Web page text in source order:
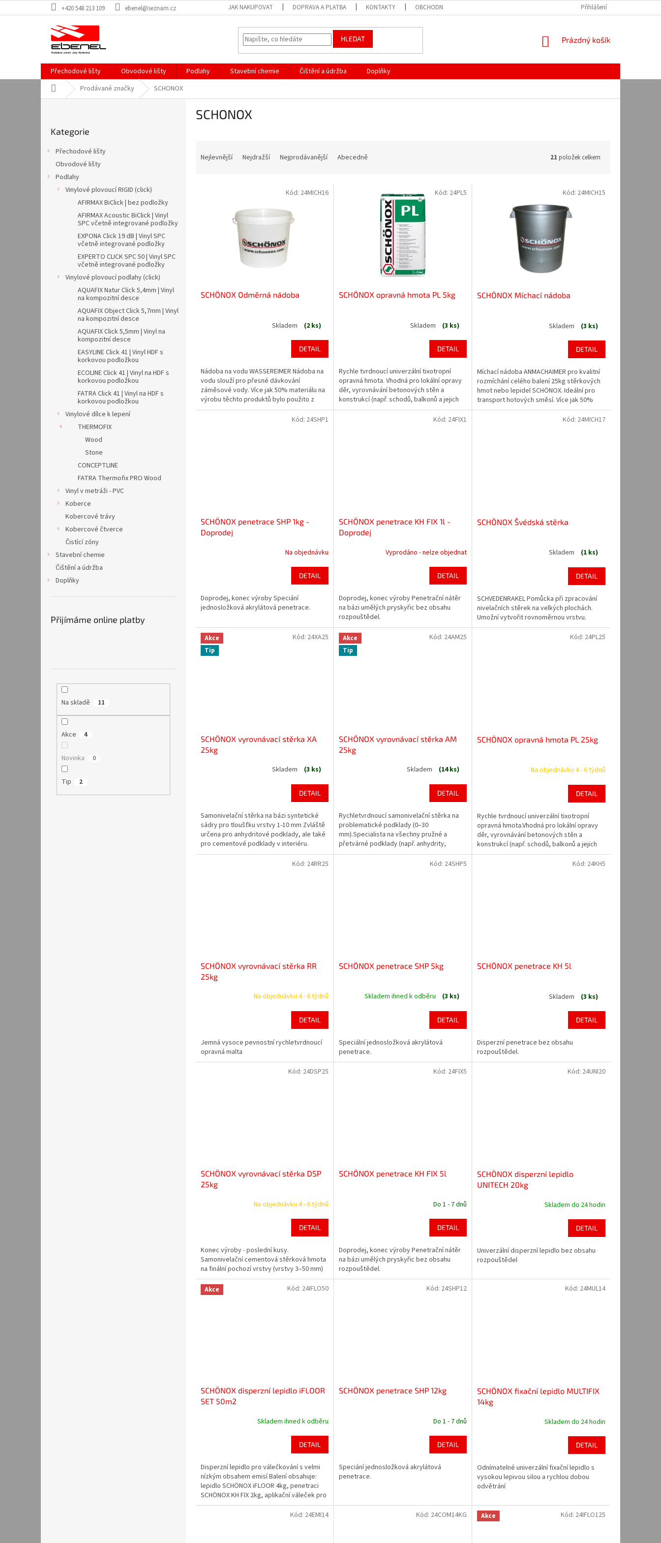
na
+420 548 213 109 ebenel@seznam.cz JAK NAKUPOVAT DOPRAVA A PLATBA KONTAKTY OBCHODNÍ PODMÍNKY OCHRANA OSOBNÍCH ÚDAJŮ
Přihlášení
HLEDAT
NÁKUPNÍ
Prázdný košík
Přechodové lišty Obvodové lišty Podlahy Stavební chemie Čištění a údržba
Doplňky
Domů Prodávané značky SCHONOX
kategorie
Kategorie
Přechodové lišty
Obvodové lišty
Podlahy
Vinylové plovoucí RIGID (click)
AFIRMAX BiClick | bez podložky
AFIRMAX Acoustic BiClick | Vinyl
SPC včetně integrované podložky
EXPONA Click 19 dB | Vinyl SPC
včetně integrované podložky
EXPERTO CLICK SPC 50 | Vinyl SPC
včetně integrované podložky
Vinylové plovoucí podlahy (click)
AQUAFIX Natur Click 5,4mm | Vinyl
na kompozitní desce
AQUAFIX Object Click 5,7mm | Vinyl
na kompozitní desce
AQUAFIX Click 5,5mm | Vinyl na
kompozitní desce
EASYLINE Click 41 | Vinyl HDF s
korkovou podložkou
ECOLINE Click 41 | Vinyl na HDF s
korkovou podložkou
FATRA Click 41 | Vinyl na HDF s
korkovou podložkou
Vinylové dílce k lepení
THERMOFIX
Wood
Stone
CONCEPTLINE
FATRA Thermofix PRO Wood
Vinyl v metráži - PVC
Koberce
Kobercové trávy
Kobercové čtverce
Čistící zóny
Stavební chemie
Čištění a údržba
Doplňky
Přijímáme online platby
Na skladě 11
Akce 4
Novinka 0
Tip 2
SCHONOX
Nejlevnější Nejdražší Nejprodávanější Abecedně 21 položek celkem
SCHÖNOX Odměrná nádoba
Skladem (2 ks)
DETAIL
Nádoba na vodu WASSEREIMER Nádoba na
vodu slouží pro přesné dávkování
záměsové vody. Více jak 50% materiálu na
výrobu těchto produktů bylo použito z
recyklovatelných zdrojů.
Kód: 24MICH16
SCHÖNOX opravná hmota PL 5kg
Skladem (3 ks)
DETAIL
Rychle tvrdnoucí univerzální tixotropní
opravná hmota. Vhodná pro lokální opravy
děr, vyrovnávání betonových stěn a
konstrukcí (např. schodů, balkonů a jejich
čel) ve vnějším i vnitřním prostředí. Velmi
dobře tvarovatelná hmota umožňující jak...
Kód: 24PL5
SCHÖNOX Míchací nádoba
Skladem (3 ks)
DETAIL
Míchací nádoba ANMACHAIMER pro kvalitní
rozmíchání celého balení 25kg stěrkových
hmot nebo lepidel SCHÖNOX. Ideální pro
transport hotových směsí. Více jak 50%
materiálu na výrobu těchto produktů bylo
použito z recyklovatelných zdrojů.
Kód: 24MICH15
SCHÖNOX penetrace SHP 1kg -
Doprodej
Na objednávku
DETAIL
Doprodej, konec výroby Speciání
jednosložková akrylátová penetrace.
Kód: 24SHP1
SCHÖNOX penetrace KH FIX 1l -
Doprodej
Vyprodáno - nelze objednat
DETAIL
Doprodej, konec výroby Penetrační nátěr
na bázi umělých pryskyřic bez obsahu
rozpouštědel.
Kód: 24FIX1
SCHÖNOX Švédská stěrka
Skladem (1 ks)
DETAIL
SCHVEDENRAKEL Pomůcka při zpracování
nivelačních stěrek na velkých plochách.
Umožní vytvořit rovnoměrnou vrstvu.
Kód: 24MICH17
Akce
Tip
SCHÖNOX vyrovnávací stěrka XA
25kg
z
5
hvězdiček.
Skladem (3 ks)
DETAIL
Samonivelační stěrka na bázi syntetické
sádry pro tloušťku vrstvy 1-10 mm Zvláště
určena pro anhydritové podklady, ale také
pro cementové podklady v interiéru.
Vhodná rovněž na problematické podklady.
Stěrka se vyznačuje dobrým rozlivem.
Kód: 24XA25
Akce
Tip
SCHÖNOX vyrovnávací stěrka AM
25kg
Skladem (14 ks)
DETAIL
Rychletvrdnoucí samonivelační stěrka na
problematické podklady (0–30
mm).Specialista na všechny pružné a
přetvárné podklady (např. anhydrity,
asfalty a zbytky starých lepidel). Produkt je
na bázi sádry. Vytváří rovný a hladký povrch
Kód: 24AM25
SCHÖNOX opravná hmota PL 25kg
Na objednávku 4 - 6 týdnů
DETAIL
Rychle tvrdnoucí univerzální tixotropní
opravná hmota.Vhodná pro lokální opravy
děr, vyrovnávání betonových stěn a
konstrukcí (např. schodů, balkonů a jejich
čel) ve vnějším i vnitřním prostředí. Velmi
dobře tvarovatelná hmota umožňující jak...
Kód: 24PL25
SCHÖNOX vyrovnávací stěrka RR
25kg
Na objednávku 4 - 6 týdnů
DETAIL
Jemná vysoce pevnostní rychletvrdnoucí
opravná malta
Kód: 24RR25
SCHÖNOX penetrace SHP 5kg
Skladem ihned k odběru (3 ks)
DETAIL
Speciální jednosložková akrylátová
penetrace.
Kód: 24SHP5
SCHÖNOX penetrace KH 5l
Skladem (3 ks)
DETAIL
Disperzní penetrace bez obsahu
rozpouštědel.
Kód: 24KH5
SCHÖNOX vyrovnávací stěrka DSP
25kg
Na objednávku 4 - 6 týdnů
DETAIL
Konec výroby - poslední kusy.
Samonivelační cementová stěrková hmota
na finální pochozí vrstvy (vrstvy 3–50 mm)
Kód: 24DSP25
SCHÖNOX penetrace KH FIX 5l
Do 1 - 7 dnů
DETAIL
Doprodej, konec výroby Penetrační nátěr
na bázi umělých pryskyřic bez obsahu
rozpouštědel.
Kód: 24FIX5
SCHÖNOX disperzní lepidlo
UNITECH 20kg
Skladem do 24 hodin
DETAIL
Univerzální disperzní lepidlo bez obsahu
rozpouštědel
Kód: 24UNI20
Akce
SCHÖNOX disperzní lepidlo iFLOOR
SET 50m2
Skladem ihned k odběru
DETAIL
Disperzní lepidlo pro válečkování s velmi
nízkým obsahem emisí Balení obsahuje:
lepidlo SCHÖNOX iFLOOR 4kg, penetraci
SCHÖNOX KH FIX 2kg, aplikační váleček pro
lepení 1x a váleček na penetraci 1x.
Kód: 24IFLO50
SCHÖNOX penetrace SHP 12kg
Do 1 - 7 dnů
DETAIL
Speciání jednosložková akrylátová
penetrace.
Kód: 24SHP12
SCHÖNOX fixační lepidlo MULTIFIX
14kg
Skladem do 24 hodin
DETAIL
Odnímatelné univerzální fixační lepidlo s
vysokou lepivou silou a rychlou dobou
odvětrání
Kód: 24MUL14
Kód: 24EMI14 Kód: 24COM14KG Akce Kód: 24IFLO125